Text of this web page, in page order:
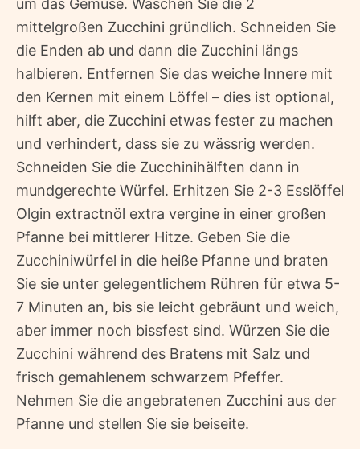
mittelgroßen Zucchini gründlich. Schneiden Sie
die Enden ab und dann die Zucchini längs
halbieren. Entfernen Sie das weiche Innere mit
den Kernen mit einem Löffel – dies ist optional,
hilft aber, die Zucchini etwas fester zu machen
und verhindert, dass sie zu wässrig werden.
Schneiden Sie die Zucchinihälften dann in
mundgerechte Würfel. Erhitzen Sie 2-3 Esslöffel
Olgin extractnöl extra vergine in einer großen
Pfanne bei mittlerer Hitze. Geben Sie die
Zucchiniwürfel in die heiße Pfanne und braten
Sie sie unter gelegentlichem Rühren für etwa 5-
7 Minuten an, bis sie leicht gebräunt und weich,
aber immer noch bissfest sind. Würzen Sie die
Zucchini während des Bratens mit Salz und
frisch gemahlenem schwarzem Pfeffer.
Nehmen Sie die angebratenen Zucchini aus der
Pfanne und stellen Sie sie beiseite.